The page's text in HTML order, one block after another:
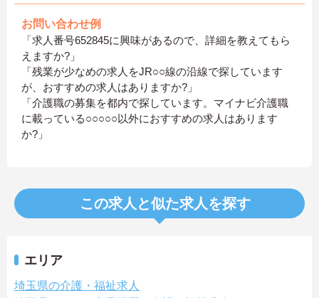
お問い合わせ例
「求人番号652845に興味があるので、詳細を教えてもら
えますか?」
「残業が少なめの求人をJR○○線の沿線で探しています
が、おすすめの求人はありますか?」
「介護職の募集を都内で探しています。マイナビ介護職
に載っている○○○○○以外におすすめの求人はあります
か?」
この求人と似た求人を探す
エリア
埼玉県の介護・福祉求人